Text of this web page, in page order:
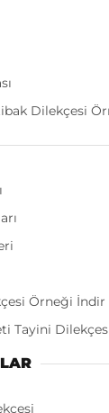
Dilekçesi
Örneği İndir
Tayini